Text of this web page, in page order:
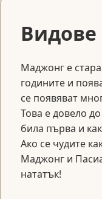
Маджонг е
годините и
се появяват
Това е довело
била първа и
Ако се чудите
Маджонг и
нататък!